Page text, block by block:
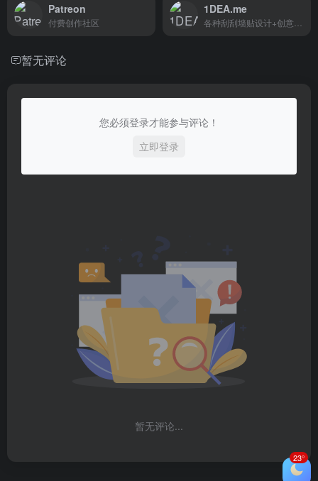
Patreon
付费创作社区
1DEA.me
暂无评论
您必须登录才能参与评论！
立即登录
暂无评论...
23°